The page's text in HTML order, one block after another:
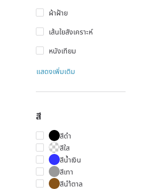
ผ้าฝ้าย
เส้นใยสังเคราะห์
หนังเทียม
แสดงเพิ่มเติม
สี
สีดำ
สีใส
สีน้ำเงิน
สีเทา
สีนำ้ตาล